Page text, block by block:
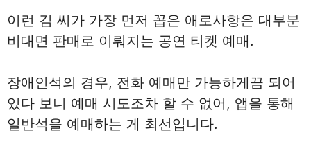
이런 김 씨가 가장 먼저 꼽은 애로사항은 대부분
비대면 판매로 이뤄지는 공연 티켓 예매.
장애인석의 경우, 전화 예매만 가능하게끔 되어
있다 보니 예매 시도조차 할 수 없어, 앱을 통해
일반석을 예매하는 게 최선입니다.